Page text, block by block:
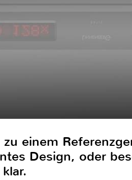
einem
Design, oder